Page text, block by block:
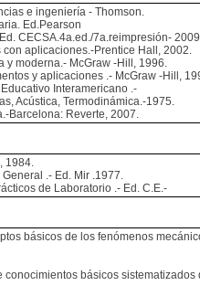
e ingeniería - Thomson.
Ed.Pearson
CECSA.4a.ed./7a.reimpresión- 2009
aplicaciones.-Prentice Hall, 2002.
y moderna.- McGraw -Hill, 1996.
y aplicaciones .- McGraw -Hill,
Interamericano .-
Acústica, Termodinámica.-1975.
Barcelona: Reverte, 2007.
1984.
.- Ed. Mir .1977.
de Laboratorio .- Ed. C.E.-
básicos de los fenómenos
básicos